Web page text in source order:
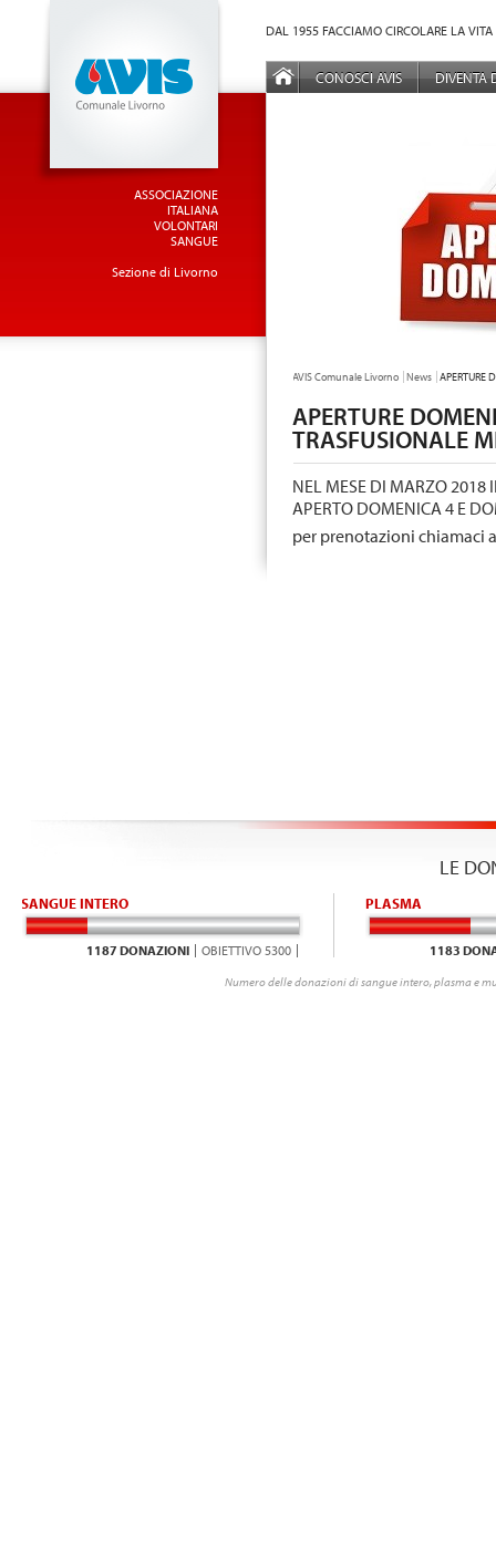
ASSOCIAZIONE
ITALIANA
VOLONTARI
SANGUE
Sezione di Livorno
DAL 1955 FACCIAMO CIRCOLARE LA
MENÙ PRINCIPALE
CONOSCI AVIS DIVENTA
TU SEI QUI:
AVIS Comunale Livorno News APERTURE
APERTURE
TRASFUSIONALE
NEL MESE DI MARZO 2018
APERTO DOMENICA 4 E
per prenotazioni chiamaci
LE
SANGUE INTERO
1187 DONAZIONI OBIETTIVO 5300
PLASMA
1183
Numero delle donazioni di sangue intero, plasma e